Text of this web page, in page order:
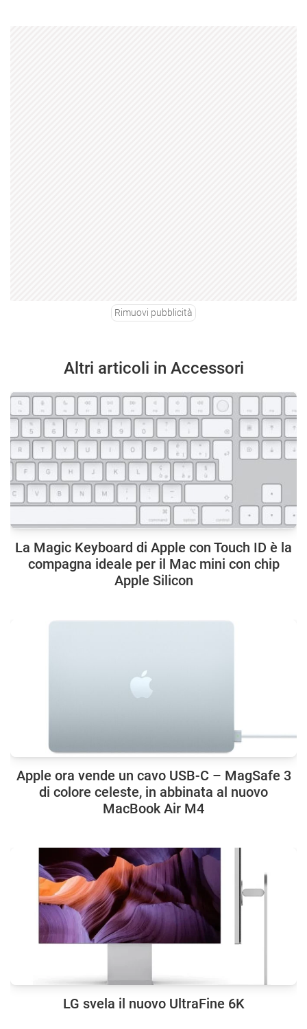
Rimuovi pubblicità
Altri articoli in Accessori
La Magic Keyboard di Apple con Touch ID è la
compagna ideale per il Mac mini con chip
Apple Silicon
Apple ora vende un cavo USB-C – MagSafe 3
di colore celeste, in abbinata al nuovo
MacBook Air M4
LG svela il nuovo UltraFine 6K